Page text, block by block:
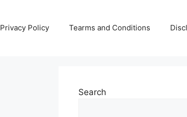
Privacy Policy Tearms and Conditions
Search